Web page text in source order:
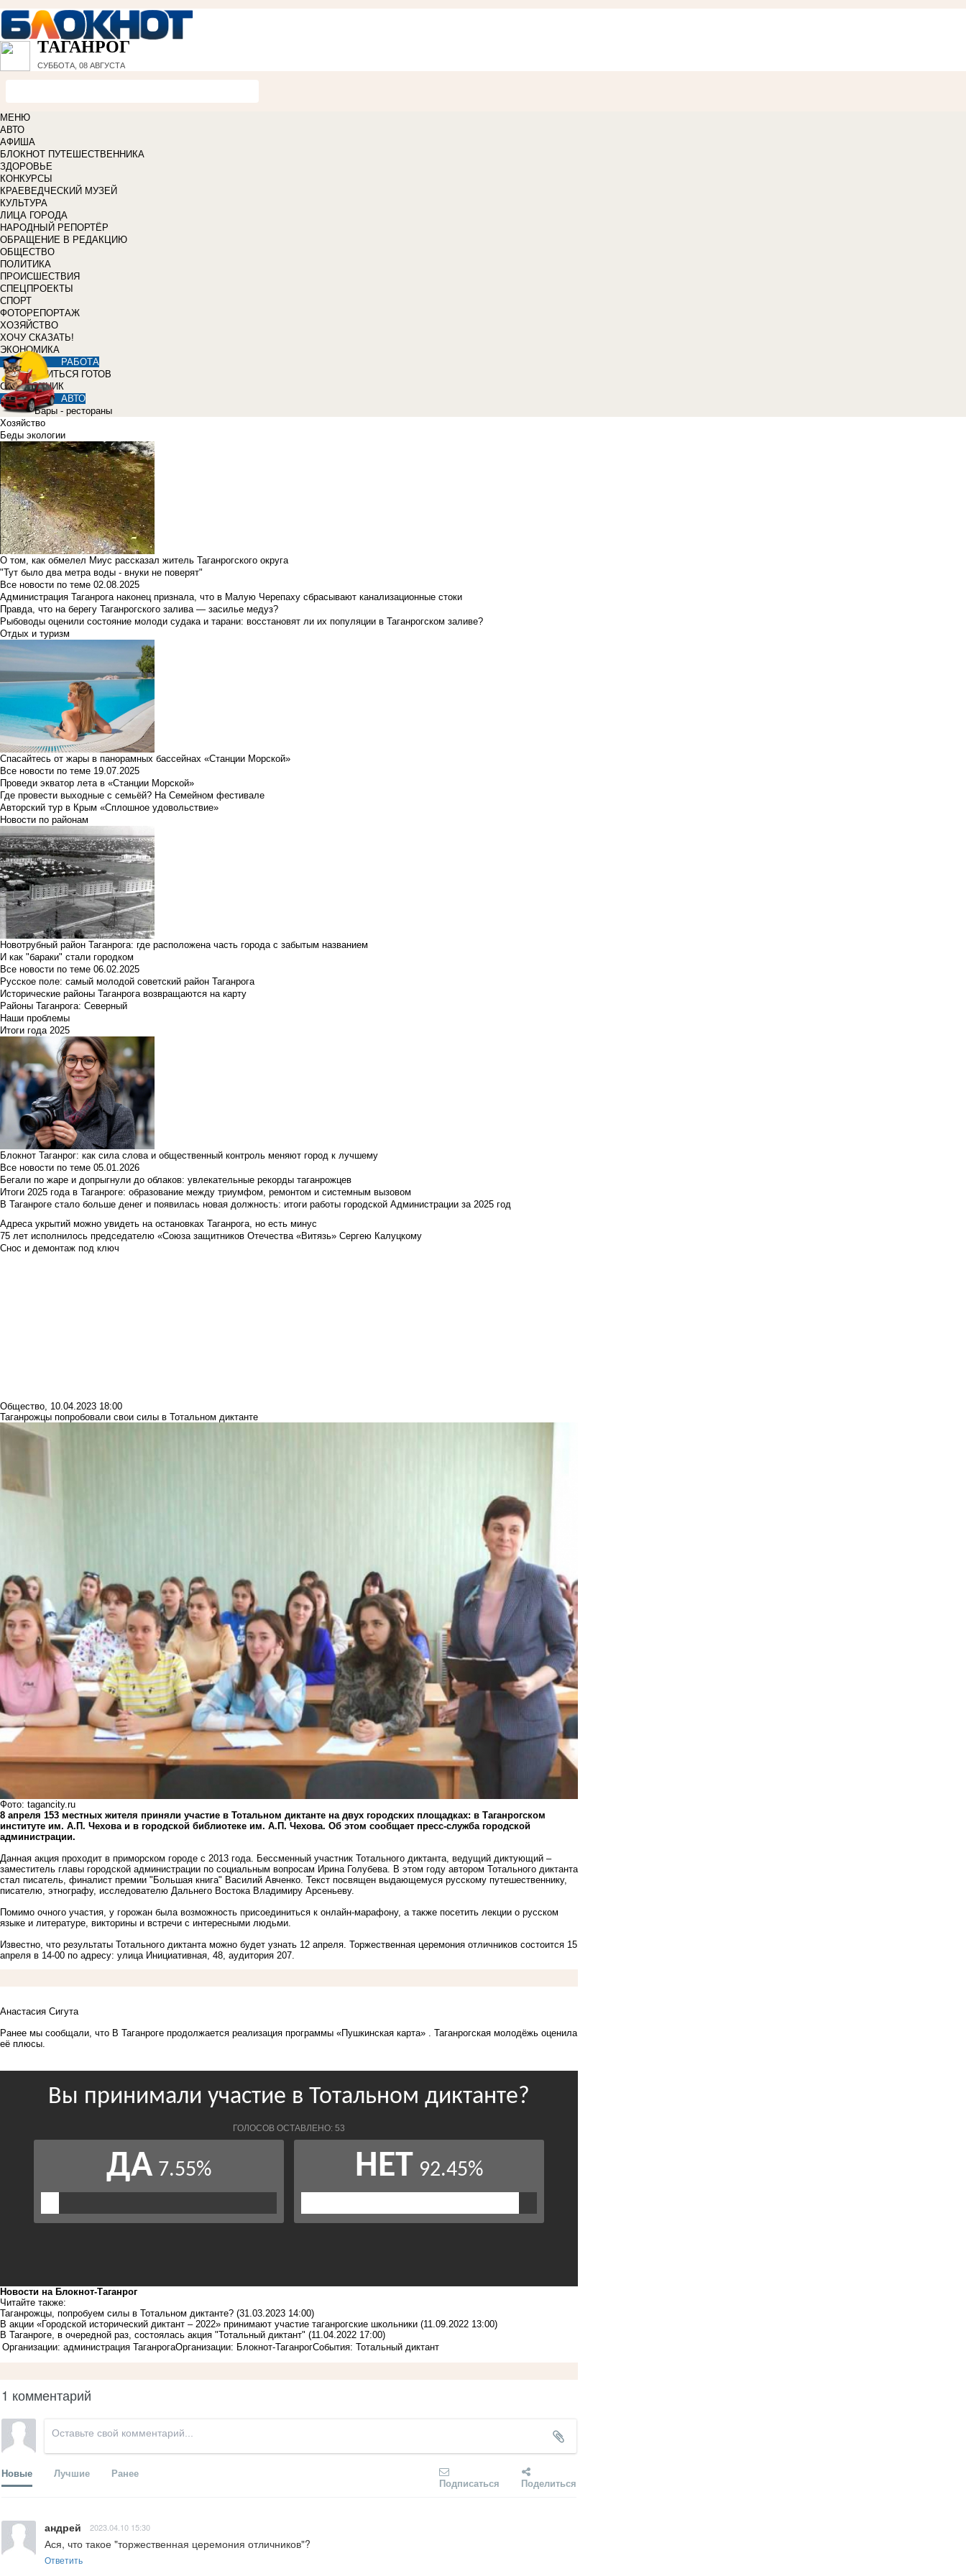
ТАГАНРОГ
СУББОТА, 08 АВГУСТА
МЕНЮ
АВТО
АФИША
БЛОКНОТ ПУТЕШЕСТВЕННИКА
ЗДОРОВЬЕ
КОНКУРСЫ
КРАЕВЕДЧЕСКИЙ МУЗЕЙ
КУЛЬТУРА
ЛИЦА ГОРОДА
НАРОДНЫЙ РЕПОРТЁР
ОБРАЩЕНИЕ В РЕДАКЦИЮ
ОБЩЕСТВО
ПОЛИТИКА
ПРОИСШЕСТВИЯ
СПЕЦПРОЕКТЫ
СПОРТ
ФОТОРЕПОРТАЖ
ХОЗЯЙСТВО
ХОЧУ СКАЗАТЬ!
ЭКОНОМИКА
РАБОТА
УЧИТЬСЯ ГОТОВ
СПРАВОЧНИК
АВТО
Бары - рестораны
Хозяйство
Беды экологии
О том, как обмелел Миус рассказал житель Таганрогского округа
"Тут было два метра воды - внуки не поверят"
Все новости по теме 02.08.2025
Администрация Таганрога наконец признала, что в Малую Черепаху сбрасывают канализационные стоки
Правда, что на берегу Таганрогского залива — засилье медуз?
Рыбоводы оценили состояние молоди судака и тарани: восстановят ли их популяции в Таганрогском заливе?
Отдых и туризм
Спасайтесь от жары в панорамных бассейнах «Станции Морской»
Все новости по теме 19.07.2025
Проведи экватор лета в «Станции Морской»
Где провести выходные с семьёй? На Семейном фестивале
Авторский тур в Крым «Сплошное удовольствие»
Новости по районам
Новотрубный район Таганрога: где расположена часть города с забытым названием
И как "бараки" стали городком
Все новости по теме 06.02.2025
Русское поле: самый молодой советский район Таганрога
Исторические районы Таганрога возвращаются на карту
Районы Таганрога: Северный
Наши проблемы
Итоги года 2025
Блокнот Таганрог: как сила слова и общественный контроль меняют город к лучшему
Все новости по теме 05.01.2026
Бегали по жаре и допрыгнули до облаков: увлекательные рекорды таганрожцев
Итоги 2025 года в Таганроге: образование между триумфом, ремонтом и системным вызовом
В Таганроге стало больше денег и появилась новая должность: итоги работы городской Администрации за 2025 год
Адреса укрытий можно увидеть на остановках Таганрога, но есть минус
75 лет исполнилось председателю «Союза защитников Отечества «Витязь» Сергею Калуцкому
Снос и демонтаж под ключ
Общество, 10.04.2023 18:00
Таганрожцы попробовали свои силы в Тотальном диктанте
Фото: tagancity.ru
8 апреля 153 местных жителя приняли участие в Тотальном диктанте на двух городских площадках: в Таганрогском
институте им. А.П. Чехова и в городской библиотеке им. А.П. Чехова. Об этом сообщает пресс-служба городской
администрации.
Данная акция проходит в приморском городе с 2013 года. Бессменный участник Тотального диктанта, ведущий диктующий –
заместитель главы городской администрации по социальным вопросам Ирина Голубева. В этом году автором Тотального диктанта
стал писатель, финалист премии "Большая книга" Василий Авченко. Текст посвящен выдающемуся русскому путешественнику,
писателю, этнографу, исследователю Дальнего Востока Владимиру Арсеньеву.
Помимо очного участия, у горожан была возможность присоединиться к онлайн-марафону, а также посетить лекции о русском
языке и литературе, викторины и встречи с интересными людьми.
Известно, что результаты Тотального диктанта можно будет узнать 12 апреля. Торжественная церемония отличников состоится 15
апреля в 14-00 по адресу: улица Инициативная, 48, аудитория 207.
Анастасия Сигута
Ранее мы сообщали, что В Таганроге продолжается реализация программы «Пушкинская карта» . Таганрогская молодёжь оценила
её плюсы.
Новости на Блoкнoт-Таганрог
Читайте также:
Таганрожцы, попробуем силы в Тотальном диктанте? (31.03.2023 14:00)
В акции «Городской исторический диктант – 2022» принимают участие таганрогские школьники (11.09.2022 13:00)
В Таганроге, в очередной раз, состоялась акция "Тотальный диктант" (11.04.2022 17:00)
Организации: администрация ТаганрогаОрганизации: Блокнот-ТаганрогСобытия: Тотальный диктант
1 комментарий
Новые Лучшие Ранее
Подписаться Поделиться
андрей 2023.04.10 15:30
Ася, что такое "торжественная церемония отличников"?
Ответить